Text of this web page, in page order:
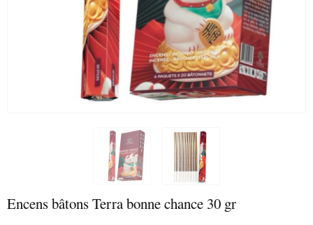
Encens bâtons Terra bonne chance 30 gr